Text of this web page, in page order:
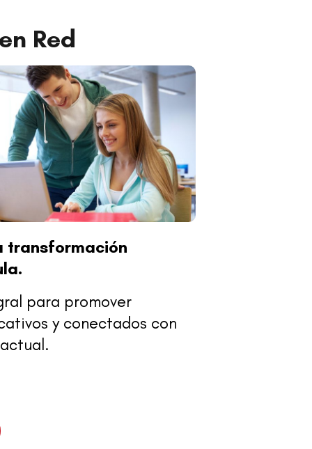
Red
transformación
para promover
y conectados con